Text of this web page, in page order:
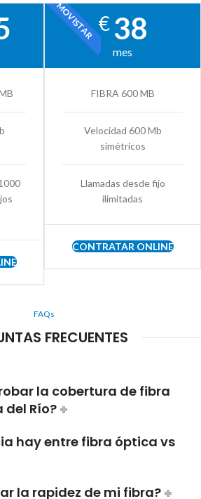
MOVISTAR€38
mes
FIBRA 600 MB
Velocidad 600 Mb
simétricos
Llamadas desde fijo
ilimitadas
CONTRATAR ONLINE
FAQs
FRECUENTES
la cobertura de fibra
del Río?
hay entre fibra óptica vs
la rapidez de mi fibra?